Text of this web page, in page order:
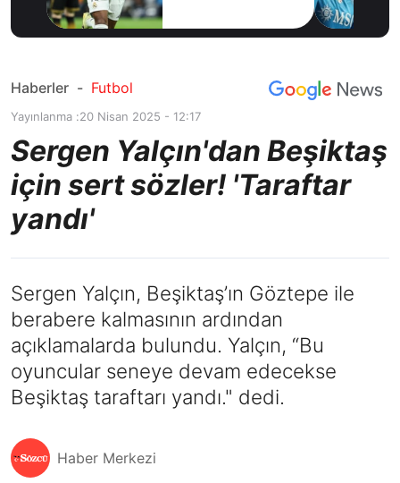
Haberler - Futbol
Yayınlanma :20 Nisan 2025 - 12:17
Sergen Yalçın'dan Beşiktaş
için sert sözler! 'Taraftar
yandı'
Sergen Yalçın, Beşiktaş’ın Göztepe ile
berabere kalmasının ardından
açıklamalarda bulundu. Yalçın, “Bu
oyuncular seneye devam edecekse
Beşiktaş taraftarı yandı." dedi.
Haber Merkezi